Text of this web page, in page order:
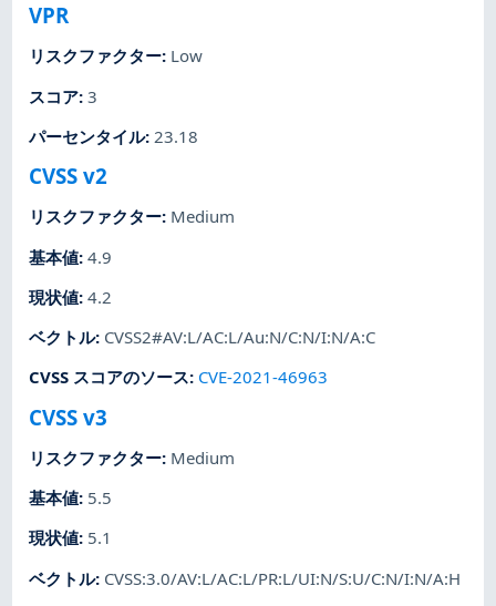
VPR
リスクファクター: Low
スコア:3
パーセンタイル: 23.18
CVSS v2
リスクファクター: Medium
基本値:4.9
現状値:4.2
ベクトル: CVSS2#AV:L/AC:L/Au:N/C:N/I:N/A:C
CVSS スコアのソース: CVE-2021-46963
CVSS v3
リスクファクター: Medium
基本値: 5.5
現状値: 5.1
ベクトル: CVSS:3.0/AV:L/AC:L/PR:L/UI:N/S:U/C:N/I:N/A:H